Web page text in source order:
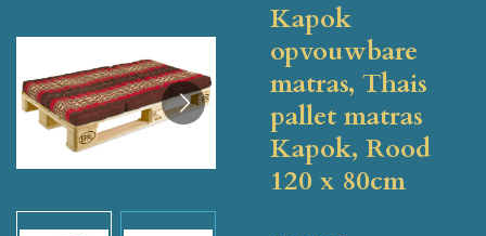
Kapok
opvouwbare
matras, Thais
pallet matras
Kapok, Rood
120 x 80cm